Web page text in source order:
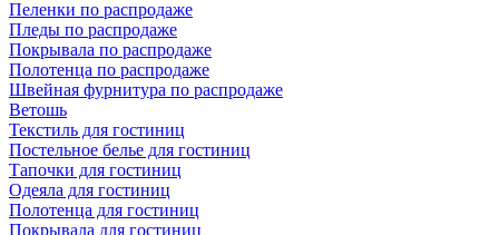
Пеленки по распродаже
Пледы по распродаже
Покрывала по распродаже
Полотенца по распродаже
Швейная фурнитура по распродаже
Ветошь
Текстиль для гостиниц
Постельное белье для гостиниц
Тапочки для гостиниц
Одеяла для гостиниц
Полотенца для гостиниц
Покрывала для гостиниц